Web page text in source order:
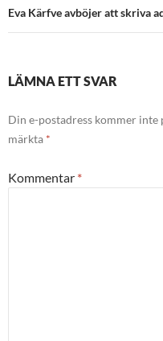
Eva Kärfve avböjer att skriva
LÄMNA ETT SVAR
Din e-postadress kommer inte
märkta *
Kommentar *